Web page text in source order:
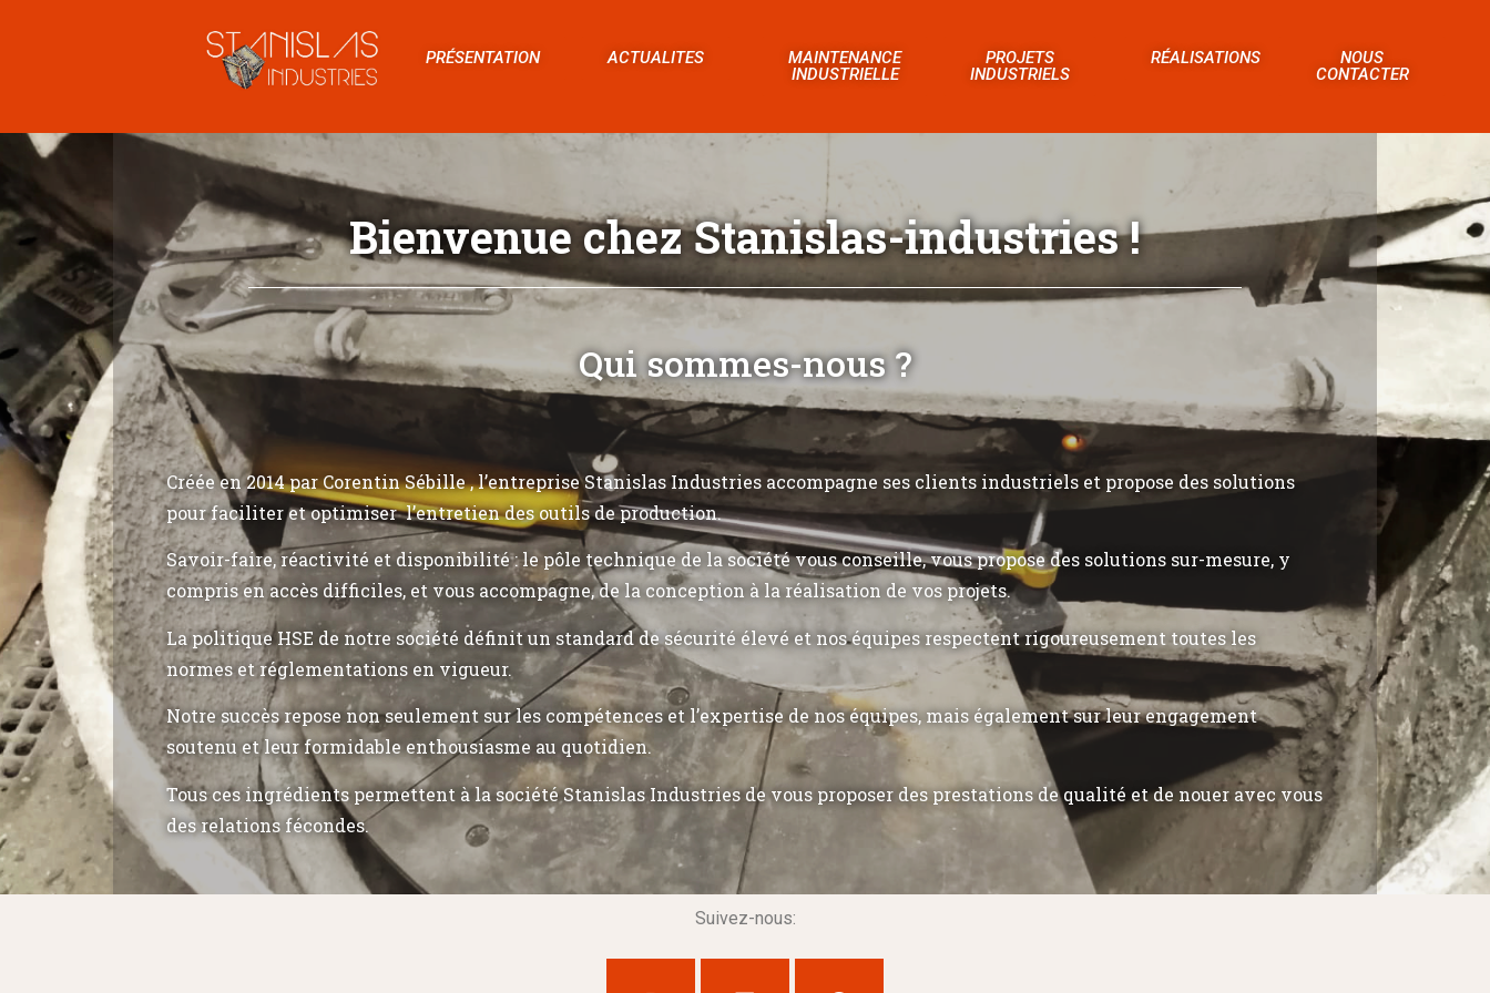
PRÉSENTATION ACTUALITES
MAINTENANCE
INDUSTRIELLE
PROJETS
INDUSTRIELS
RÉALISATIONS
NOUS
CONTACTER
Bienvenue chez Stanislas-industries !
Qui sommes-nous ?
Créée en 2014 par Corentin Sébille , l’entreprise Stanislas Industries accompagne ses clients industriels et propose des solutions
pour faciliter et optimiser l’entretien des outils de production.
Savoir-faire, réactivité et disponibilité : le pôle technique de la société vous conseille, vous propose des solutions sur-mesure, y
compris en accès difficiles, et vous accompagne, de la conception à la réalisation de vos projets.
La politique HSE de notre société définit un standard de sécurité élevé et nos équipes respectent rigoureusement toutes les
normes et réglementations en vigueur.
Notre succès repose non seulement sur les compétences et l’expertise de nos équipes, mais également sur leur engagement
soutenu et leur formidable enthousiasme au quotidien.
Tous ces ingrédients permettent à la société Stanislas Industries de vous proposer des prestations de qualité et de nouer avec vous
des relations fécondes.
Suivez-nous: